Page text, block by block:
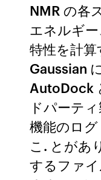
NMR の各
エネルギ
特性を計算
Gaussian
AutoDock
ドパーテ
機能のロ
こ. とがあ
するファ